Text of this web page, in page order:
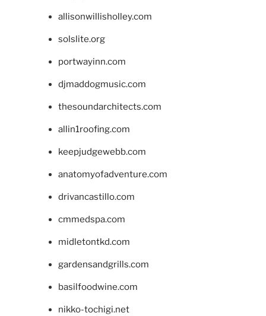
allisonwillisholley.com
solslite.org
portwayinn.com
djmaddogmusic.com
thesoundarchitects.com
allin1roofing.com
keepjudgewebb.com
anatomyofadventure.com
drivancastillo.com
cmmedspa.com
midletontkd.com
gardensandgrills.com
basilfoodwine.com
nikko-tochigi.net